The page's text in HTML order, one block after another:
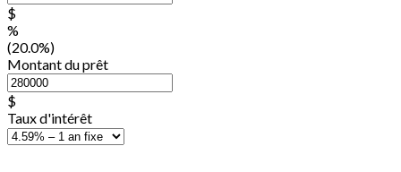
$
%
(20.0%)
Montant du prêt
$
Taux d'intérêt